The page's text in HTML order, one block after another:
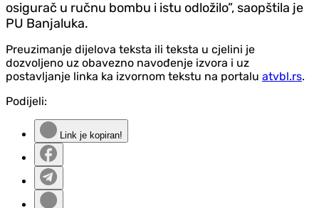
osigurač u ručnu bombu i istu odložilo”, saopštila je
PU Banjaluka.
Preuzimanje dijelova teksta ili teksta u cjelini je
dozvoljeno uz obavezno navođenje izvora i uz
postavljanje linka ka izvornom tekstu na portalu atvbl.rs.
Podijeli:
Link je kopiran!